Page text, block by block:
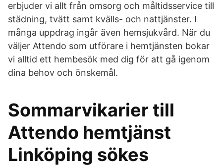
erbjuder vi allt från omsorg och måltidsservice till
städning, tvätt samt kvälls- och nattjänster. I
många uppdrag ingår även hemsjukvård. När du
väljer Attendo som utförare i hemtjänsten bokar
vi alltid ett hembesök med dig för att gå igenom
dina behov och önskemål.
Sommarvikarier till
Attendo hemtjänst
Linköping sökes